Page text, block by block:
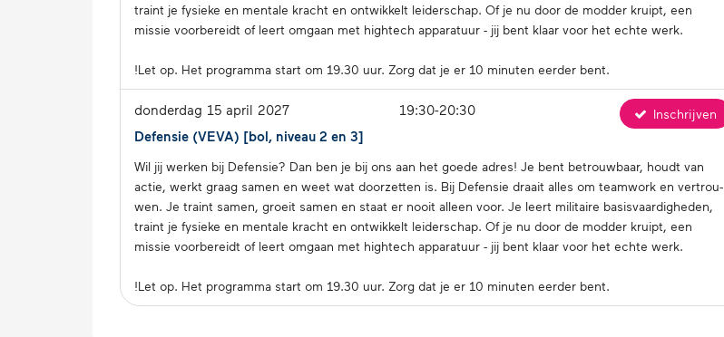
traint je fysieke en mentale kracht en ont­wik­kelt lei­der­schap. Of je nu door de modder kruipt, een
missie voor­be­reidt of leert omgaan met hightech ap­pa­ra­tuur - jij bent klaar voor het echte werk.
!Let op. Het programma start om 19.30 uur. Zorg dat je er 10 minuten eerder bent.
donderdag 15 april 2027 19:30-20:30 Inschrijven
Defensie (VEVA) [bol, niveau 2 en 3]
Wil jij werken bij Defensie? Dan ben je bij ons aan het goede adres! Je bent be­trouw­baar, houdt van
actie, werkt graag samen en weet wat door­zet­ten is. Bij Defensie draait alles om teamwork en ver­trou­
wen. Je traint samen, groeit samen en staat er nooit alleen voor. Je leert mi­li­tai­re ba­sis­vaar­dig­he­den,
traint je fysieke en mentale kracht en ont­wik­kelt lei­der­schap. Of je nu door de modder kruipt, een
missie voor­be­reidt of leert omgaan met hightech ap­pa­ra­tuur - jij bent klaar voor het echte werk.
!Let op. Het programma start om 19.30 uur. Zorg dat je er 10 minuten eerder bent.